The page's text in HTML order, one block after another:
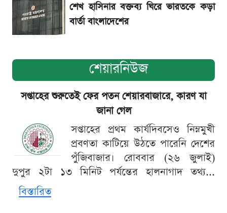
শেখ হাসিনার বক্তব্য ঘিরে ভারতকে কড়া
বার্তা বাংলাদেশের
শেয়ারনিউজ
সপ্তাহের শুরুতেই ফের পতন শেয়ারবাজারে, কারণ যা
জানা গেল
সপ্তাহের প্রথম কার্যদিবসেও নিম্নমুখী
প্রবণতা কাটিয়ে উঠতে পারেনি দেশের
পুঁজিবাজার। রোববার (২৬ জুলাই)
দুপুর ২টা ১৩ মিনিট পর্যন্তের হালনাগাদ তথ্য...
বিস্তারিত